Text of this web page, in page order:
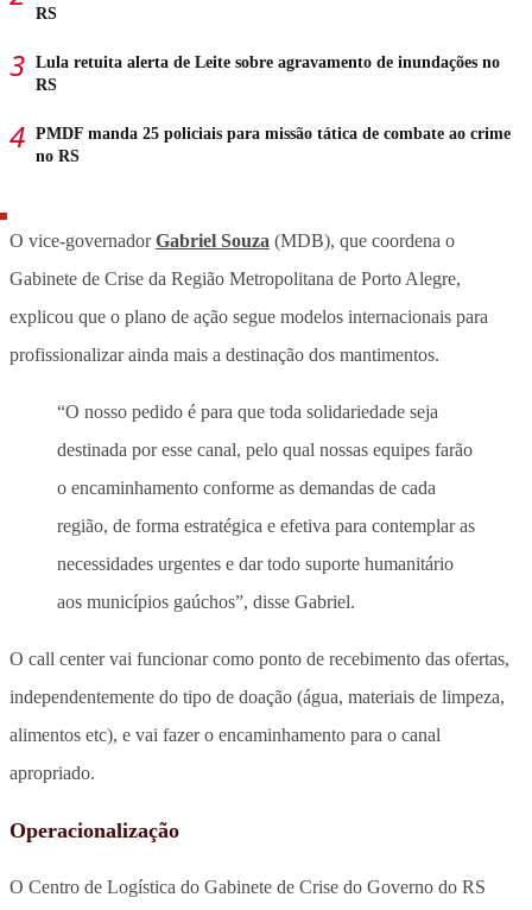
RS
Lula retuita alerta de Leite sobre agravamento de inundações no
RS
PMDF manda 25 policiais para missão tática de combate ao crime
no RS
O vice-governadorGabriel Souza (MDB), que coordena o
Gabinete de Crise da Região Metropolitana de Porto Alegre,
explicou que o plano de ação segue modelos internacionais para
profissionalizar ainda mais a destinação dos mantimentos.
“O nosso pedido é para que toda solidariedade seja
destinada por esse canal, pelo qual nossas equipes farão
o encaminhamento conforme as demandas de cada
região, de forma estratégica e efetiva para contemplar as
necessidades urgentes e dar todo suporte humanitário
aos municípios gaúchos”, disse Gabriel.
O call center vai funcionar como ponto de recebimento das ofertas,
independentemente do tipo de doação (água, materiais de limpeza,
alimentos etc), e vai fazer o encaminhamento para o canal
apropriado.
Operacionalização
O Centro de Logística do Gabinete de Crise do Governo do RS